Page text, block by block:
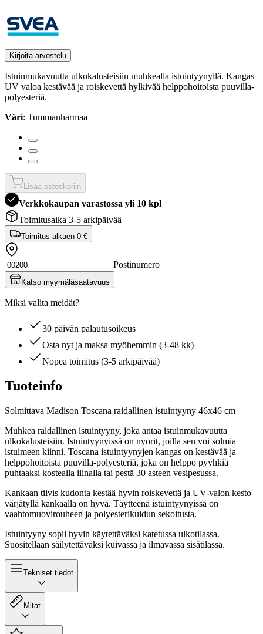
Kirjoita arvostelu
Istuinmukavuutta ulkokalusteisiin muhkealla istuintyynyllä. Kangas
UV valoa kestävää ja roiskevettä hylkivää helppohoitoista puuvilla-
polyesteriä.
Väri: Tummanharmaa
Lisää ostoskoriin
Verkkokaupan varastossa yli 10 kpl
Toimitusaika 3-5 arkipäivää
Toimitus alkaen 0 €
Postinumero
Katso myymäläsaatavuus
Miksi valita meidät?
30 päivän palautusoikeus
Osta nyt ja maksa myöhemmin (3-48 kk)
Nopea toimitus (3-5 arkipäivää)
Tuoteinfo
Solmittava Madison Toscana raidallinen istuintyyny 46x46 cm
Muhkea raidallinen istuintyyny, joka antaa istuinmukavuutta
ulkokalusteisiin. Istuintyynyissä on nyörit, joilla sen voi solmia
istuimeen kiinni. Toscana istuintyynyjen kangas on kestävää ja
helppohoitoista puuvilla-polyesteriä, joka on helppo pyyhkiä
puhtaaksi kostealla liinalla tai pestä 30 asteen vesipesussa.
Kankaan tiivis kudonta kestää hyvin roiskevettä ja UV-valon kesto
värjätyllä kankaalla on hyvä. Täytteenä istuintyynyissä on
vaahtomuovirouheen ja polyesterikuidun sekoitusta.
Istuintyyny sopii hyvin käytettäväksi katetussa ulkotilassa.
Suositellaan säilytettäväksi kuivassa ja ilmavassa sisätilassa.
Tekniset tiedot
Mitat